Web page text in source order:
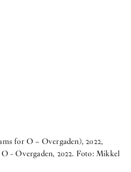
for O – Overgaden), 2022,
- Overgaden, 2022. Foto: Mikkel